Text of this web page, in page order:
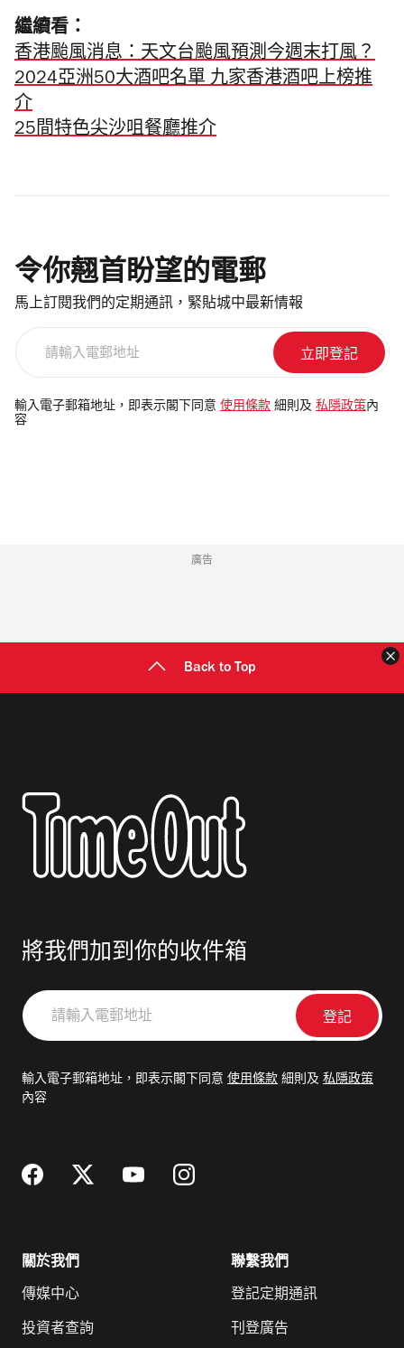
繼續看：
香港颱風消息：天文台颱風預測今週末打風？
2024亞洲50大酒吧名單 九家香港酒吧上榜推
介
25間特色尖沙咀餐廳推介
令你翹首盼望的電郵
馬上訂閱我們的定期通訊，緊貼城中最新情報
電
郵
輸入電子郵箱地址，即表示閣下同意 使用條款 細則及 私隱政策 內
容
廣告
Back to Top
將我們加到你的收件箱
請
輸
郵
輸入電子郵箱地址，即表示閣下同意 使用條款 細則及 私隱政策
內容
關於我們
傳媒中心
投資者查詢
聯繫我們
登記定期通訊
刊登廣告